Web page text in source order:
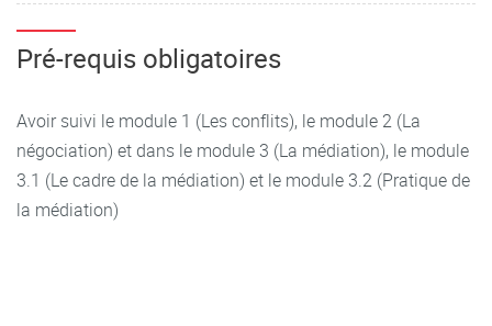
Pré-requis obligatoires
Avoir suivi le module 1 (Les conflits), le module 2 (La
négociation) et dans le module 3 (La médiation), le module
3.1 (Le cadre de la médiation) et le module 3.2 (Pratique de
la médiation)